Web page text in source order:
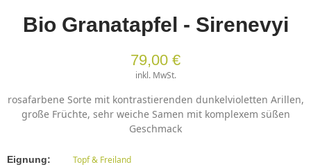
Bio Granatapfel - Sirenevyi
79,00 €
inkl. MwSt.
rosafarbene Sorte mit kontrastierenden dunkelvioletten Arillen,
große Früchte, sehr weiche Samen mit komplexem süßen
Geschmack
Eignung Topf & Freiland